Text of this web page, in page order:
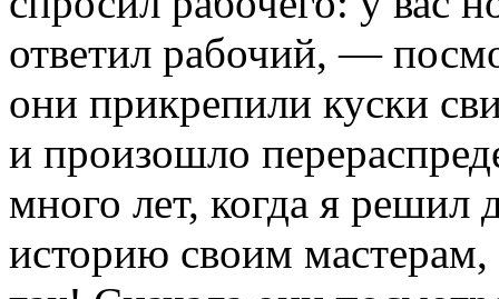
ответил рабочий, —
они прикрепили куски
и произошло
много лет, когда я решил
историю своим мастерам,